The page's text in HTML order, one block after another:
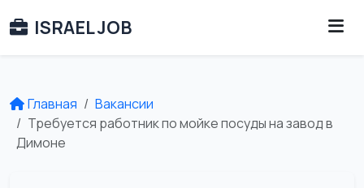
ISRAEL JOB
Главная
Вакансии
Требуется работник по мойке посуды на завод в
Димоне